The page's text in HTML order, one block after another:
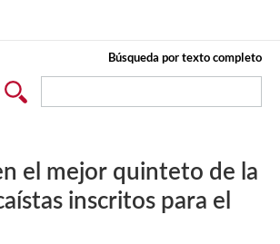
Búsqueda por texto completo
el mejor quinteto de la
inscritos para el